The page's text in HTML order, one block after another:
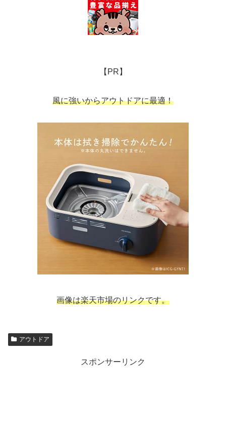
【PR】
風に強いからアウトドアに最適！
画像は楽天市場のリンクです。
アウトドア
スポンサーリンク